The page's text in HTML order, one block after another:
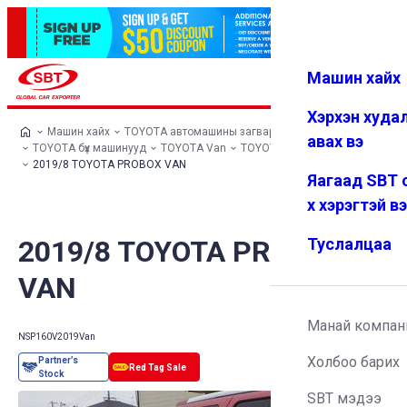
Дуртай Цэс
Машин хайх
Хэрхэн
авах вэ
Яагаад SBT
х хэрэгтэй
Туслалцаа
Манай
Холбоо барих
SBT мэдээ
Машин хайх
TOYOTA автомашины загварууд
TOYOTA бүх машинууд
TOYOTA Van
TOYOTA PROBOX VAN
2019/8 TOYOTA PROBOX VAN
2019/8 TOYOTA PROBOX
VAN
NSP160V2019Van